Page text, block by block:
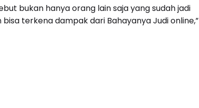
bukan hanya orang lain saja yang sudah jadi
terkena dampak dari Bahayanya Judi online,”